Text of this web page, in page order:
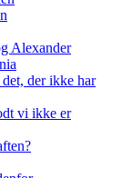
Alexander
der ikke har
vi ikke er